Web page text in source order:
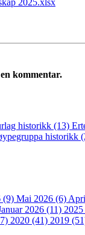
2025.xlsx
kommentar.
historikk (13)
historikk
(9) Mai 2026 (6)
2026 (11)
2020 (41) 2019